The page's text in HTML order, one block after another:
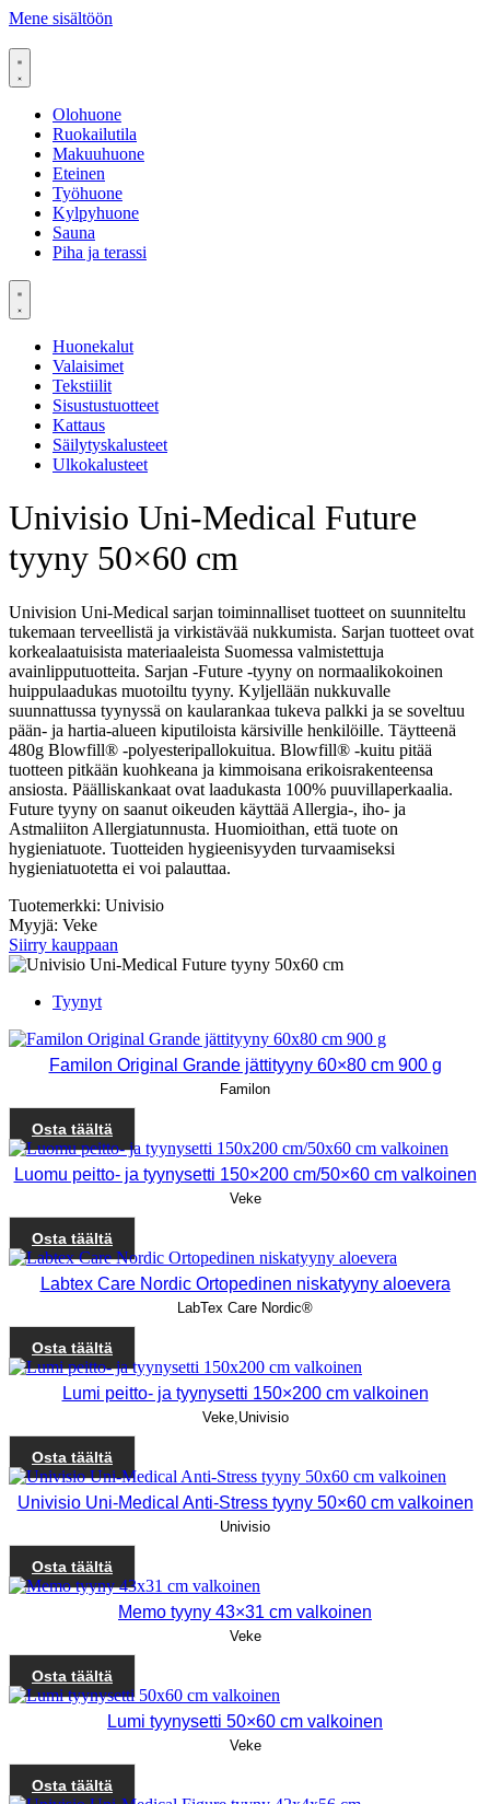
Mene sisältöön
Olohuone
Ruokailutila
Makuuhuone
Eteinen
Työhuone
Kylpyhuone
Sauna
Piha ja terassi
Huonekalut
Valaisimet
Tekstiilit
Sisustustuotteet
Kattaus
Säilytyskalusteet
Ulkokalusteet
Univisio Uni-Medical Future
tyyny 50×60 cm
Univision Uni-Medical sarjan toiminnalliset tuotteet on suunniteltu
tukemaan terveellistä ja virkistävää nukkumista. Sarjan tuotteet ovat
korkealaatuisista materiaaleista Suomessa valmistettuja
avainlipputuotteita. Sarjan -Future -tyyny on normaalikokoinen
huippulaadukas muotoiltu tyyny. Kyljellään nukkuvalle
suunnattussa tyynyssä on kaularankaa tukeva palkki ja se soveltuu
pään- ja hartia-alueen kiputiloista kärsiville henkilöille. Täytteenä
480g Blowfill® -polyesteripallokuitua. Blowfill® -kuitu pitää
tuotteen pitkään kuohkeana ja kimmoisana erikoisrakenteensa
ansiosta. Päälliskankaat ovat laadukasta 100% puuvillaperkaalia.
Future tyyny on saanut oikeuden käyttää Allergia-, iho- ja
Astmaliiton Allergiatunnusta. Huomioithan, että tuote on
hygieniatuote. Tuotteiden hygieenisyyden turvaamiseksi
hygieniatuotetta ei voi palauttaa.
Tuotemerkki: Univisio
Myyjä: Veke
Siirry kauppaan
Tyynyt
Familon Original Grande jättityyny 60×80 cm 900 g
Familon
Osta täältä
Luomu peitto- ja tyynysetti 150×200 cm/50×60 cm valkoinen
Veke
Osta täältä
Labtex Care Nordic Ortopedinen niskatyyny aloevera
LabTex Care Nordic®
Osta täältä
Lumi peitto- ja tyynysetti 150×200 cm valkoinen
Veke,Univisio
Osta täältä
Univisio Uni-Medical Anti-Stress tyyny 50×60 cm valkoinen
Univisio
Osta täältä
Memo tyyny 43×31 cm valkoinen
Veke
Osta täältä
Lumi tyynysetti 50×60 cm valkoinen
Veke
Osta täältä